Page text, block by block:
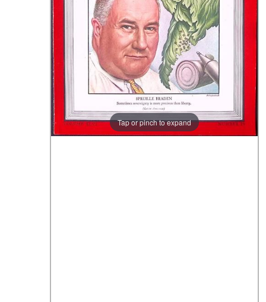
Tap or pinch to expand